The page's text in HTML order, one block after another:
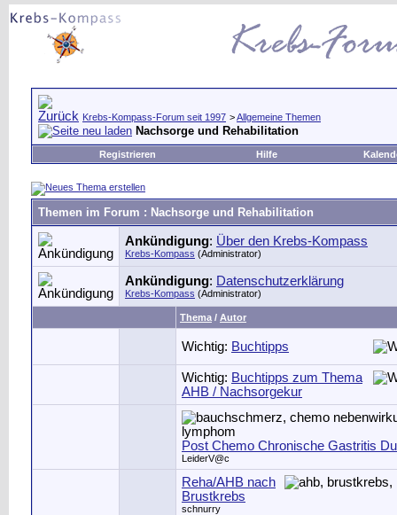
Krebs-Kompass-Forum seit 1997 >Allgemeine Themen
Nachsorge und Rehabilitation
Registrieren Hilfe
Themen im Forum : Nachsorge und Rehabilitation
Ankündigung: Über den Krebs-Kompass
Krebs-Kompass (Administrator)
Ankündigung: Datenschutzerklärung
Krebs-Kompass (Administrator)
Thema / Autor
Wichtig: Buchtipps
Wichtig: Buchtipps zum Thema
AHB / Nachsorgekur
Post Chemo Chronische Gastritis
LeiderV@c
Reha/AHB nach
Brustkrebs
schnurry